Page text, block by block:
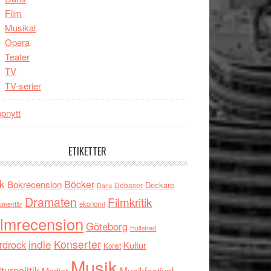
Film
Musikal
Opera
Teater
TV
TV-serier
ETIKETTER
Bokrecension Böcker Dans Debaser Deckare
Dramaten ekonomi Filmkritik
Göteborg Hultsfred
indie Konserter Konst Kultur